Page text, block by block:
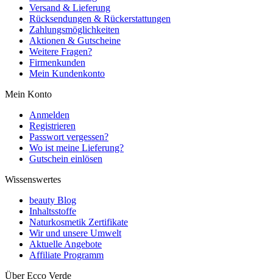
Versand & Lieferung
Rücksendungen & Rückerstattungen
Zahlungsmöglichkeiten
Aktionen & Gutscheine
Weitere Fragen?
Firmenkunden
Mein Kundenkonto
Mein Konto
Anmelden
Registrieren
Passwort vergessen?
Wo ist meine Lieferung?
Gutschein einlösen
Wissenswertes
beauty Blog
Inhaltsstoffe
Naturkosmetik Zertifikate
Wir und unsere Umwelt
Aktuelle Angebote
Affiliate Programm
Über Ecco Verde